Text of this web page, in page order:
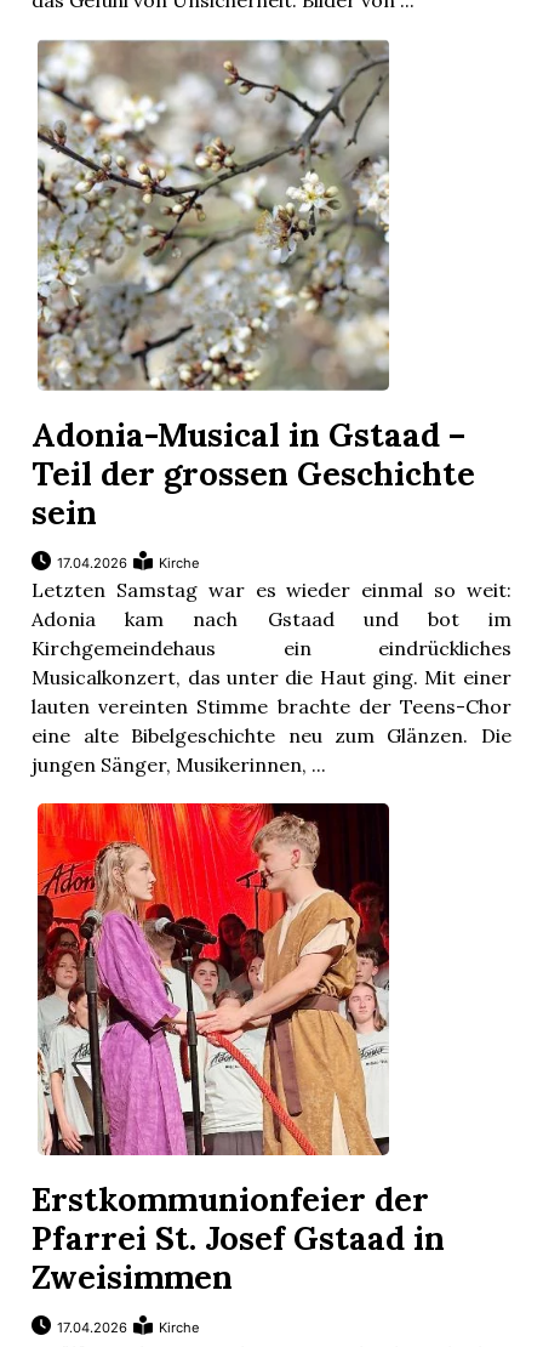
Adonia-Musical in Gstaad –
Teil der grossen Geschichte
sein
17.04.2026 Kirche
Letzten Samstag war es wieder einmal so weit:
Adonia kam nach Gstaad und bot im
Kirchgemeindehaus ein eindrückliches
Musicalkonzert, das unter die Haut ging. Mit einer
lauten vereinten Stimme brachte der Teens-Chor
eine alte Bibelgeschichte neu zum Glänzen. Die
jungen Sänger, Musikerinnen, ...
Erstkommunionfeier der
Pfarrei St. Josef Gstaad in
Zweisimmen
17.04.2026 Kirche